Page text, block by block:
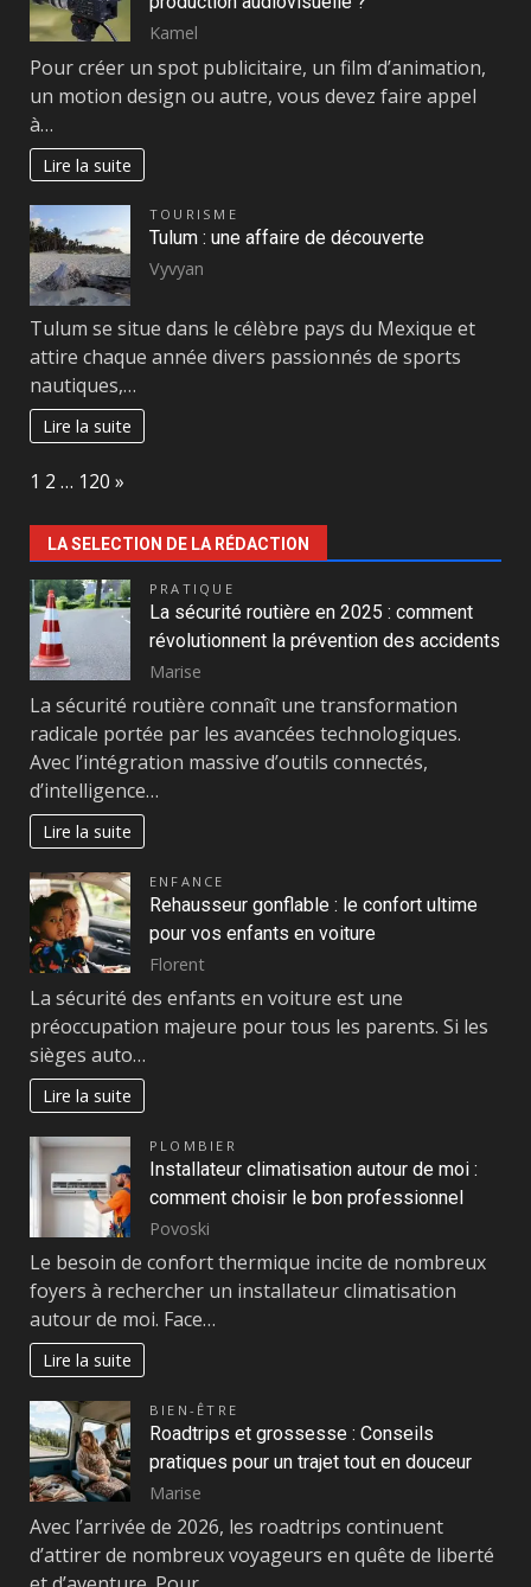
Kamel
Pour créer un spot publicitaire, un film d’animation,
un motion design ou autre, vous devez faire appel
à…
Lire la suite
TOURISME
Tulum : une affaire de découverte
Vyvyan
Tulum se situe dans le célèbre pays du Mexique et
attire chaque année divers passionnés de sports
nautiques,…
Lire la suite
Page:
1 2 … 120 Next
»
LA SELECTION DE LA RÉDACTION
PRATIQUE
La sécurité routière en 2025 : comment
révolutionnent la prévention des accidents
Marise
La sécurité routière connaît une transformation
radicale portée par les avancées technologiques.
Avec l’intégration massive d’outils connectés,
d’intelligence…
Lire la suite
ENFANCE
Rehausseur gonflable : le confort ultime
pour vos enfants en voiture
Florent
La sécurité des enfants en voiture est une
préoccupation majeure pour tous les parents. Si les
sièges auto…
Lire la suite
PLOMBIER
Installateur climatisation autour de moi :
comment choisir le bon professionnel
Povoski
Le besoin de confort thermique incite de nombreux
foyers à rechercher un installateur climatisation
autour de moi. Face…
Lire la suite
BIEN-ÊTRE
Roadtrips et grossesse : Conseils
pratiques pour un trajet tout en douceur
Marise
Avec l’arrivée de 2026, les roadtrips continuent
d’attirer de nombreux voyageurs en quête de liberté